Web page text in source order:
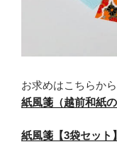
お求めはこちらから
紙風箋（越前和紙の
紙風箋【3袋セット】